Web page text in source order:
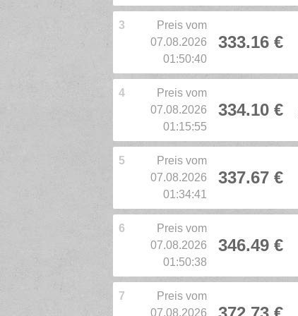
3
Preis vom
07.08.2026
01:50:40
333.16 €
4
Preis vom
07.08.2026
01:15:55
334.10 €
5
Preis vom
07.08.2026
01:34:41
337.67 €
6
Preis vom
07.08.2026
01:50:38
346.49 €
7
Preis vom
07.08.2026